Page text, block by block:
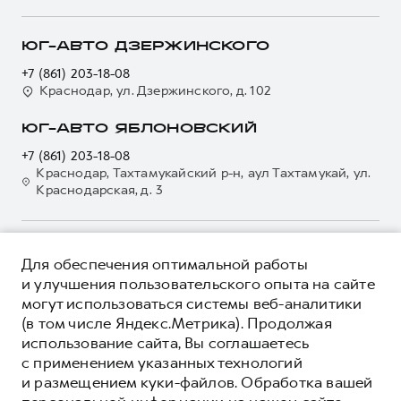
Для малого бизнеса
Система управления автопарком
Сервис для корпоративных клиентов
HAVAL Лизинг
Коллекция PRO
Коллекция Базовая
Коллекция Детская
Электронный ПТС
GWM Безопасность
Мобильное приложение GWM
Программа «HAVAL Защита+»
Руководства по эксплуатации
Подписки
Коллекция PRO
Коллекция Базовая
Коллекция Детская
О GWM
О дилере
Наша команда
Контакты
ЮГ-АВТО ДЗЕРЖИНСКОГО
+7 (861) 203-18-08
Краснодар, ул. Дзержинского, д. 102
ЮГ-АВТО ЯБЛОНОВСКИЙ
+7 (861) 203-18-08
Краснодар, Тахтамукайский р-н, аул Тахтамукай, ул.
Краснодарская, д. 3
ЦЕНЫ И ВЫГОДЫ
ЮРИДИЧЕСКАЯ ИНФОРМАЦИЯ
Вся представленная на сайте информация, касающаяся
автомобилей и сервисного обслуживания, носит
информационный характер и не является публичной офертой.
Для обеспечения оптимальной работы
и улучшения пользовательского опыта на сайте
могут использоваться системы веб-аналитики
(в том числе Яндекс.Метрика). Продолжая
использование сайта, Вы соглашаетесь
с применением указанных технологий
и размещением куки-файлов. Обработка вашей